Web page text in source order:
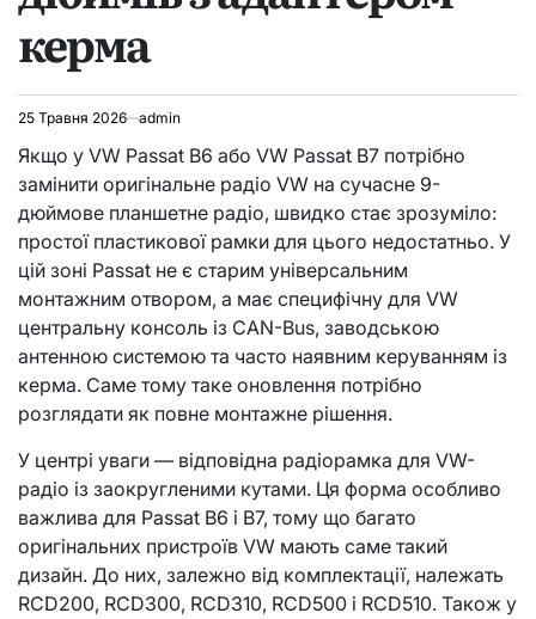
керма
25 Травня 2026 admin
Якщо у VW Passat B6 або VW Passat B7 потрібно
замінити оригінальне радіо VW на сучасне 9-
дюймове планшетне радіо, швидко стає зрозуміло:
простої пластикової рамки для цього недостатньо. У
цій зоні Passat не є старим універсальним
монтажним отвором, а має специфічну для VW
центральну консоль із CAN-Bus, заводською
антенною системою та часто наявним керуванням із
керма. Саме тому таке оновлення потрібно
розглядати як повне монтажне рішення.
У центрі уваги — відповідна радіорамка для VW-
радіо із заокругленими кутами. Ця форма особливо
важлива для Passat B6 і B7, тому що багато
оригінальних пристроїв VW мають саме такий
дизайн. До них, залежно від комплектації, належать
RCD200, RCD300, RCD310, RCD500 і RCD510. Також у